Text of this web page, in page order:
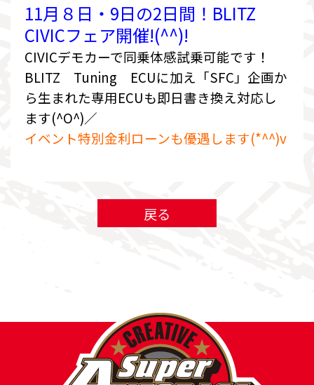
11月８日・9日の2日間！BLITZ
CIVICフェア開催!(^^)!
CIVICデモカーで同乗体感試乗可能です！
BLITZ Tuning ECUに加え「SFC」企画か
ら生まれた専用ECUも即日書き換え対応し
ます(^O^)／
イベント特別金利ローンも優遇します(*^^)v
戻る